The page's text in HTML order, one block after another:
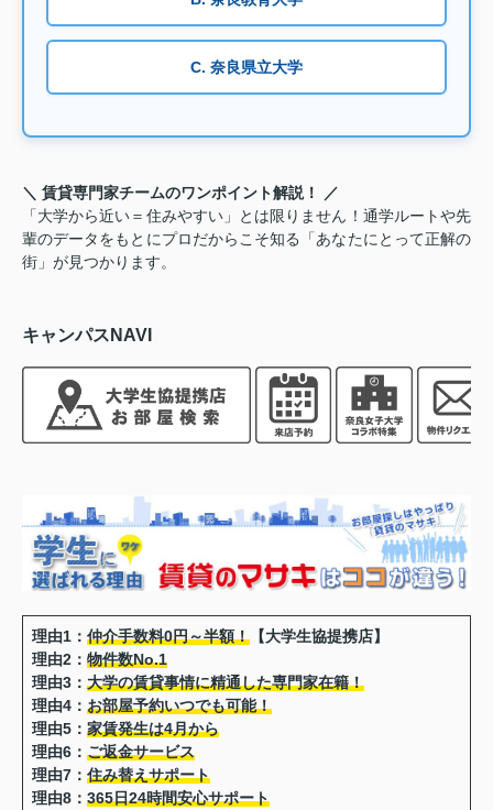
C. 奈良県立大学
＼ 賃貸専門家チームのワンポイント解説！ ／
「大学から近い＝住みやすい」とは限りません！通学ルートや先
輩のデータをもとにプロだからこそ知る「あなたにとって正解の
街」が見つかります。
キャンパスNAVI
理由1：仲介手数料0円～半額！ 【大学生協提携店】
理由2：物件数No.1
理由3：大学の賃貸事情に精通した専門家在籍！
理由4：お部屋予約いつでも可能！
理由5：家賃発生は4月から
理由6：ご返金サービス
理由7：住み替えサポート
理由8：365日24時間安心サポート